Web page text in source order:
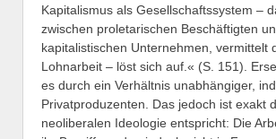
Kapitalismus als Gesellschaftssystem –
zwischen proletarischen Beschäftigten
kapitalistischen Unternehmen, vermittelt
Lohnarbeit – löst sich auf.« (S. 151).
es durch ein Verhältnis unabhängiger,
Privatproduzenten. Das jedoch ist exakt
neoliberalen Ideologie entspricht: Die